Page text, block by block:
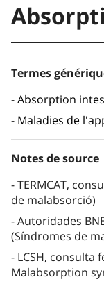
Termes
Absorption
Maladies de
Notes de source
TERMCAT,
de malabsorció)
Autoridades
(Síndromes de
LCSH, consulta
Malabsorption